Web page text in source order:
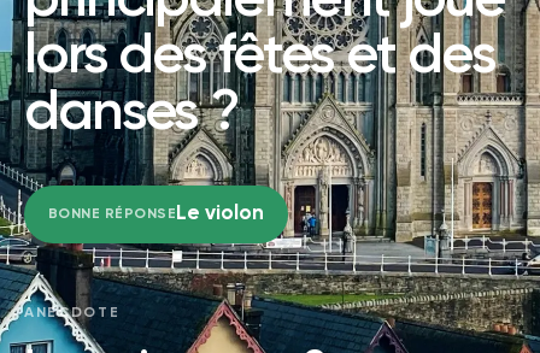
lors des fêtes et des
danses ?
BONNE RÉPONSE Le violon
ANECDOTE